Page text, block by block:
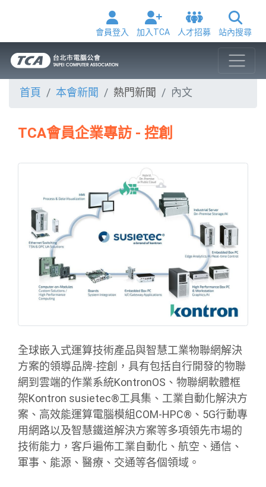
會員登入 加入TCA 人才招募 站內搜尋
首頁 本會新聞 熱門新聞 內文
TCA會員企業專訪 - 控創
全球嵌入式運算技術產品與智慧工業物聯網解決
方案的領導品牌-控創，具有包括自行開發的物聯
網到雲端的作業系統KontronOS、物聯網軟體框
架Kontron susietec®工具集、工業自動化解決方
案、高效能運算電腦模組COM-HPC®、5G行動專
用網路以及智慧鐵道解決方案等多項領先市場的
技術能力，客戶遍佈工業自動化、航空、通信、
軍事、能源、醫療、交通等各個領域。